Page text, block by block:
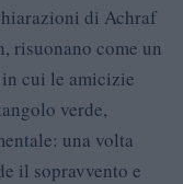
di Achraf
risuonano come un
cui le amicizie
verde,
una volta
il sopravvento e